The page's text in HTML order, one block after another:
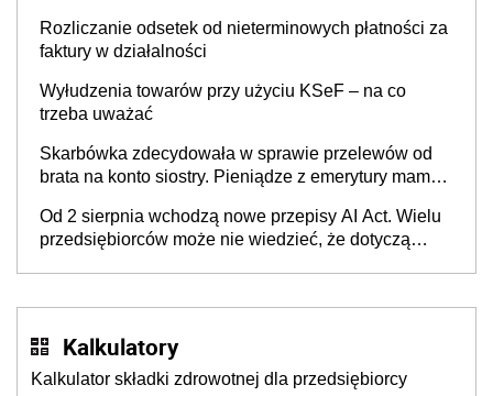
Rozliczanie odsetek od nieterminowych płatności za
faktury w działalności
Wyłudzenia towarów przy użyciu KSeF – na co
trzeba uważać
Skarbówka zdecydowała w sprawie przelewów od
brata na konto siostry. Pieniądze z emerytury mamy
będzie
Od 2 sierpnia wchodzą nowe przepisy AI Act. Wielu
przedsiębiorców może nie wiedzieć, że dotyczą
Kalkulatory
Kalkulator składki zdrowotnej dla przedsiębiorcy